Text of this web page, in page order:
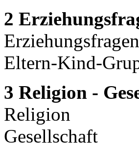
2
Erziehungsfragen
Eltern-Kind-
3 Religion -
Religion
Gesellschaft